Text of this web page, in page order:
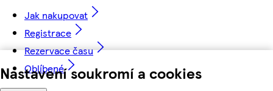
Nastavení soukromí a cookies
Jak nakupovat
Registrace
Rezervace času
Oblíbené